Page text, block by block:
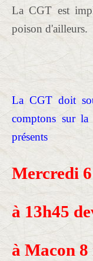
La CGT est
poison d'ailleurs.
La CGT doit
comptons sur
présents
Mercredi
à 13h45
à Macon